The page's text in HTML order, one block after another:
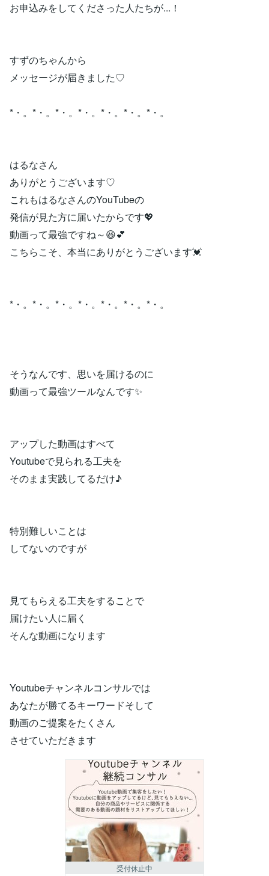
お申込みをしてくださった人たちが...！
すずのちゃんから
メッセージが届きました♡
*・。*・。*・。*・。*・。*・。*・。
はるなさん
ありがとうございます♡
これもはるなさんのYouTubeの
発信が見た方に届いたからです💖
動画って最強ですね～😆💕
こちらこそ、本当にありがとうございます💓
*・。*・。*・。*・。*・。*・。*・。
そうなんです、思いを届けるのに
動画って最強ツールなんです✨
アップした動画はすべて
Youtubeで見られる工夫を
そのまま実践してるだけ♪
特別難しいことは
してないのですが
見てもらえる工夫をすることで
届けたい人に届く
そんな動画になります
Youtubeチャンネルコンサルでは
あなたが勝てるキーワードそして
動画のご提案をたくさん
させていただきます
受付休止中